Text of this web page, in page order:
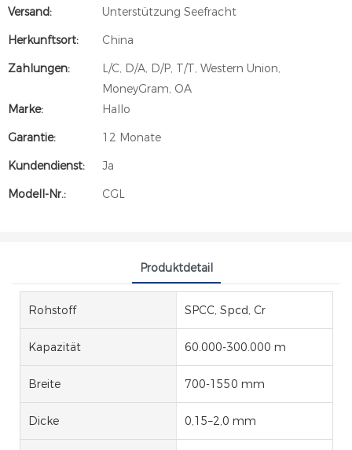
Versand:
Unterstützung Seefracht
Herkunftsort:
China
Zahlungen:
L/C, D/A, D/P, T/T, Western Union,
MoneyGram, OA
Marke:
Hallo
Garantie:
12 Monate
Kundendienst:
Ja
Modell-Nr.:
CGL
Produktdetail
Rohstoff SPCC, Spcd, Cr
Kapazität 60.000-300.000 m
Breite 700-1550 mm
Dicke 0,15–2,0 mm